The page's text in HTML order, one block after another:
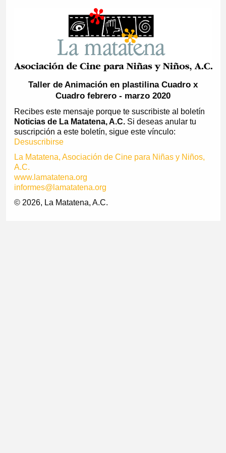
Taller de Animación en plastilina Cuadro x
Cuadro febrero - marzo 2020
Recibes este mensaje porque te suscribiste al boletín
Noticias de La Matatena, A.C.Si deseas anular tu
suscripción a este boletín, sigue este vínculo:
Desuscribirse
La Matatena, Asociación de Cine para Niñas y Niños,
A.C.
www.lamatatena.org
informes@lamatatena.org
© 2026, La Matatena, A.C.